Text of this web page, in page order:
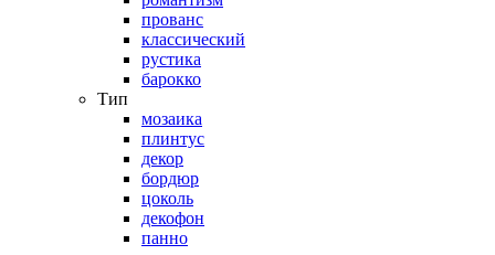
прованс
классический
рустика
барокко
Тип
мозаика
плинтус
декор
бордюр
цоколь
декофон
панно